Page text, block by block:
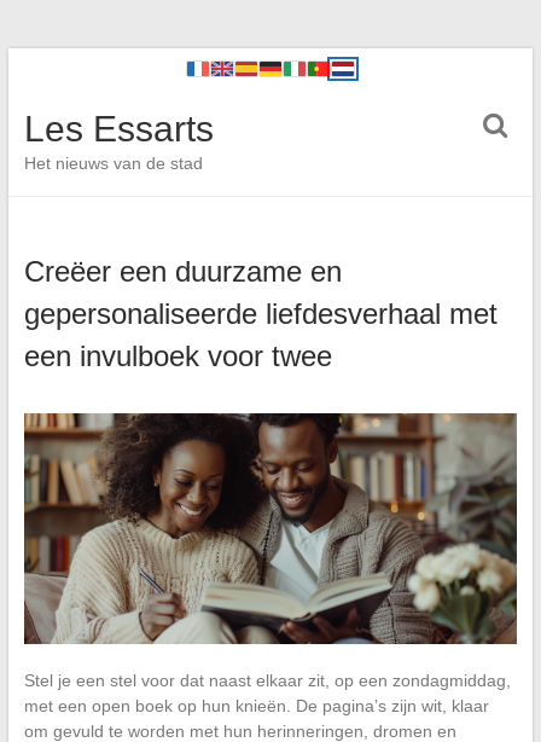
Les Essarts
Het nieuws van de stad
Creëer een duurzame en
gepersonaliseerde liefdesverhaal met
een invulboek voor twee
Stel je een stel voor dat naast elkaar zit, op een zondagmiddag,
met een open boek op hun knieën. De pagina’s zijn wit, klaar
om gevuld te worden met hun herinneringen, dromen en